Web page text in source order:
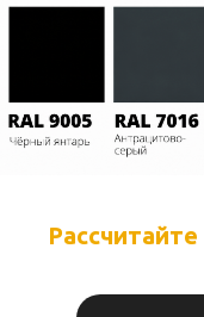
Рассчитайте